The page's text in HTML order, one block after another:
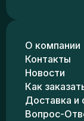
О компании
Контакты
Новости
Как
Доставка и
Вопрос-